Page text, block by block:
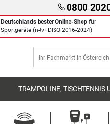
0800
Deutschlands bester Online-Shop für
Sportgeräte (n-tv+DISQ 2016-2024)
TRAMPOLINE, TISCHTENNIS